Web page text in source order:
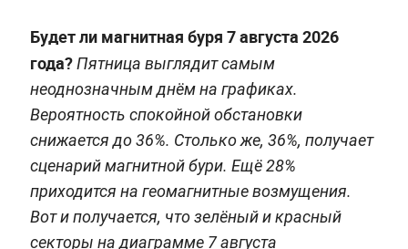
Будет ли магнитная буря 7 августа 2026
года?Пятница выглядит самым
неоднозначным днём на графиках.
Вероятность спокойной обстановки
снижается до 36%. Столько же, 36%, получает
сценарий магнитной бури. Ещё 28%
приходится на геомагнитные возмущения.
Вот и получается, что зелёный и красный
секторы на диаграмме 7 августа